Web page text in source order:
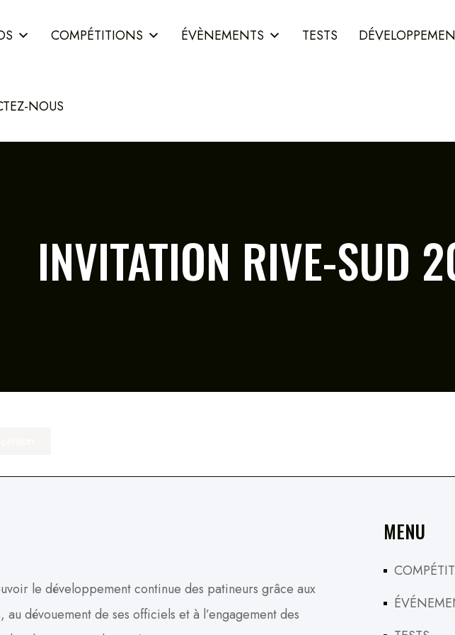
COMPÉTITIONS ÉVÈNEMENTS TESTS
NOUS
INVITATION RIVE-SUD
le développement continue des patineurs grâce aux
dévouement de ses officiels et à l’engagement des
MENU